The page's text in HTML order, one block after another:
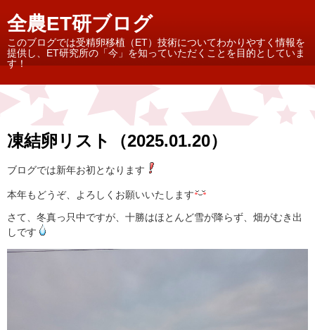
全農ET研ブログ
このブログでは受精卵移植（ET）技術についてわかりやすく情報を
提供し、ET研究所の「今」を知っていただくことを目的としていま
す！
凍結卵リスト（2025.01.20）
ブログでは新年お初となります
本年もどうぞ、よろしくお願いいたします
さて、冬真っ只中ですが、十勝はほとんど雪が降らず、畑がむき出
しです